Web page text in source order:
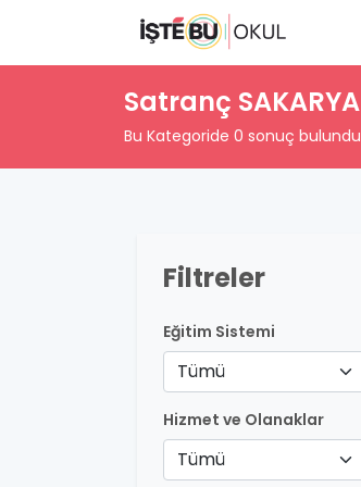
Satranç SAKARYA
Bu Kategoride 0 sonuç bulundu
Filtreler
Eğitim Sistemi
Tümü
Hizmet ve Olanaklar
Tümü